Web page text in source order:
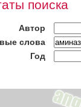
поиска
Автор
слова
Год